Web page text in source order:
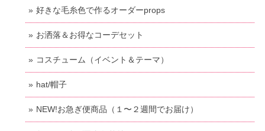
好きな毛糸色で作るオーダーprops
お洒落＆お得なコーデセット
コスチューム（イベント＆テーマ）
hat/帽子
NEW!お急ぎ便商品（１〜２週間でお届け）